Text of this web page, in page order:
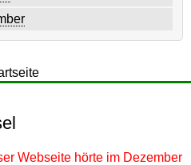
Webseite hörte im Dezember